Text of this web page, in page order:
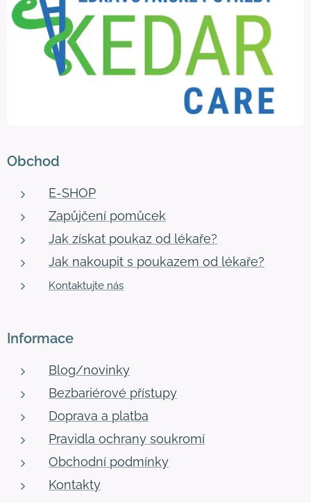
Obchod
E-SHOP
Zapůjčení pomůcek
Jak získat poukaz od lékaře?
Jak nakoupit s poukazem od lékaře?
Kontaktujte nás
Informace
Blog/novinky
Bezbariérové přístupy
Doprava a platba
Pravidla ochrany soukromí
Obchodní podmínky
Kontakty